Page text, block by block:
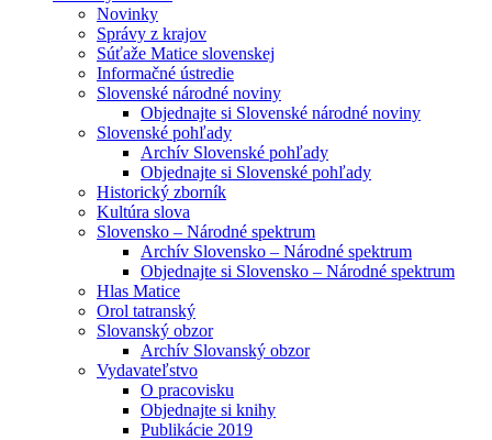
Novinky
Správy z krajov
Súťaže Matice slovenskej
Informačné ústredie
Slovenské národné noviny
Objednajte si Slovenské národné noviny
Slovenské pohľady
Archív Slovenské pohľady
Objednajte si Slovenské pohľady
Historický zborník
Kultúra slova
Slovensko – Národné spektrum
Archív Slovensko – Národné spektrum
Objednajte si Slovensko – Národné spektrum
Hlas Matice
Orol tatranský
Slovanský obzor
Archív Slovanský obzor
Vydavateľstvo
O pracovisku
Objednajte si knihy
Publikácie 2019